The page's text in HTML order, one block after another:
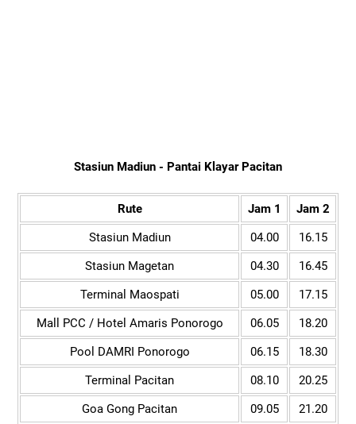
Stasiun Madiun - Pantai Klayar Pacitan
Rute Jam 1
Jam 2
Stasiun Madiun
04.00
16.15
Stasiun Magetan
04.30
16.45
Terminal Maospati
05.00
17.15
Mall PCC / Hotel Amaris Ponorogo
06.05
18.20
Pool DAMRI Ponorogo
06.15
18.30
Terminal Pacitan
08.10
20.25
Goa Gong Pacitan
09.05 21.20